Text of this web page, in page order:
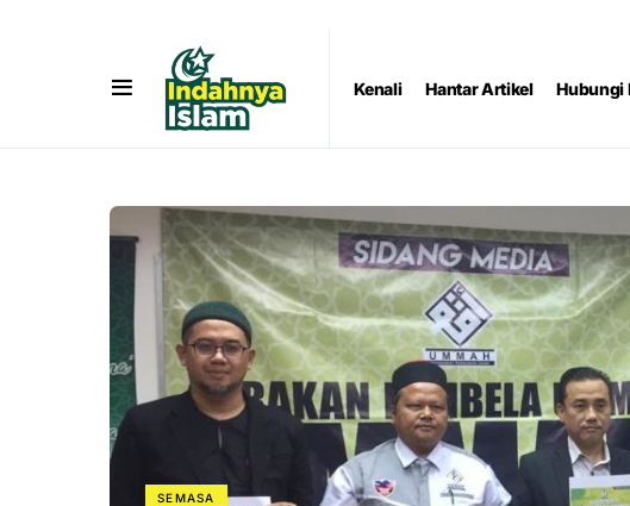
Kenali Hantar Artikel Hubungi
SEMASA